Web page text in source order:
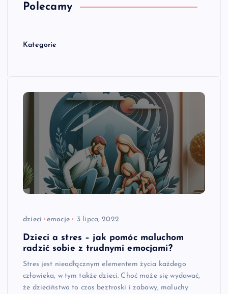
Polecamy
Kategorie
dzieci emocje 3 lipca, 2022
Dzieci a stres – jak pomóc maluchom
radzić sobie z trudnymi emocjami?
Stres jest nieodłącznym elementem życia każdego
człowieka, w tym także dzieci. Choć może się wydawać,
że dzieciństwo to czas beztroski i zabawy, maluchy